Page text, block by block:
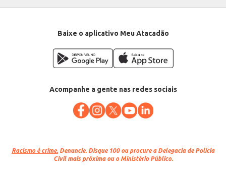
Baixe o aplicativo Meu Atacadão
Acompanhe a gente nas redes sociais
Racismo é crime. Denuncie. Disque 100 ou procure a Delegacia de Polícia
Civil mais próxima ou o Ministério Público.